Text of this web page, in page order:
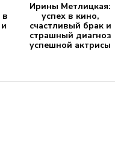
в
Ирины Метлицкая:
успех в кино,
счастливый брак и
страшный диагноз
успешной актрисы